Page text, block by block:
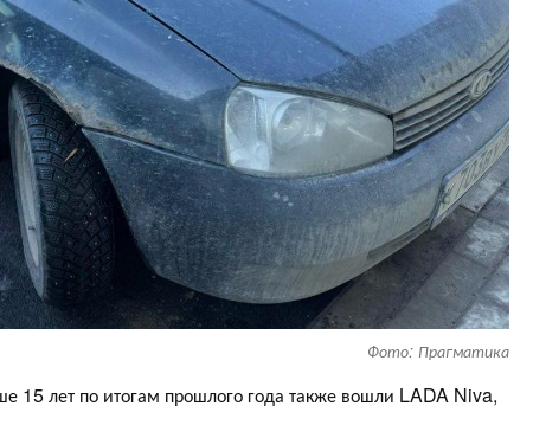
Фото: Прагматика
15 лет по итогам прошлого года также вошли LADA Niva,